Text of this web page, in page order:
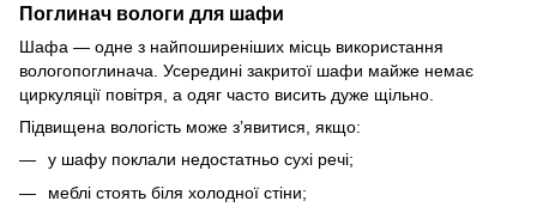
Поглинач вологи для шафи
Шафа — одне з найпоширеніших місць використання
вологопоглинача. Усередині закритої шафи майже немає
циркуляції повітря, а одяг часто висить дуже щільно.
Підвищена вологість може з’явитися, якщо:
у шафу поклали недостатньо сухі речі;
меблі стоять біля холодної стіни;